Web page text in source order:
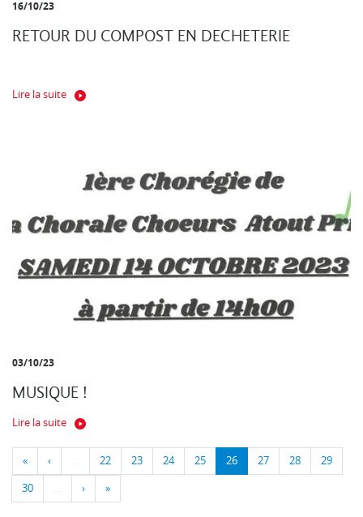
16/10/23
RETOUR DU COMPOST EN DECHETERIE
Lire la suite
03/10/23
MUSIQUE !
Lire la suite
« ‹ … 22 23 24 25 26 27 28 29
30 … › »